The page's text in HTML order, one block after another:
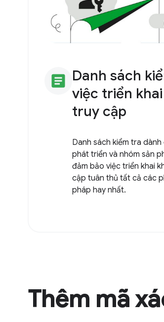
article Danh sách
việc triển
truy cập
Danh sách kiểm tra dành
phát triển và nhóm sản
đảm bảo việc triển khai
cập tuân thủ tất cả các
pháp hay nhất.
Thêm mã